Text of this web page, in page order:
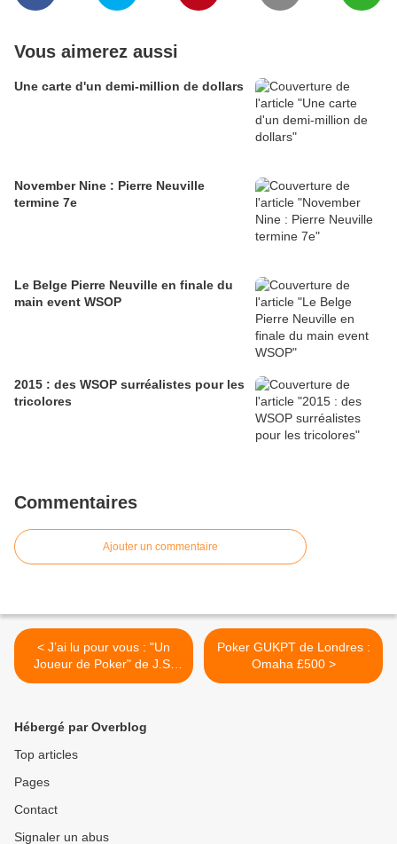
Vous aimerez aussi
Une carte d'un demi-million de dollars
November Nine : Pierre Neuville
termine 7e
Le Belge Pierre Neuville en finale du
main event WSOP
2015 : des WSOP surréalistes pour les
tricolores
Commentaires
Ajouter un commentaire
< J’ai lu pour vous : "Un
Joueur de Poker" de J.S.
Hongre
Poker GUKPT de Londres :
Omaha £500 >
Hébergé par Overblog
Top articles
Pages
Contact
Signaler un abus